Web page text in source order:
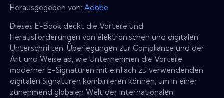
Herausgegeben von: Adobe
Dieses E-Book deckt die Vorteile und
Herausforderungen von elektronischen und digitalen
Unterschriften, Überlegungen zur Compliance und der
Art und Weise ab, wie Unternehmen die Vorteile
moderner E-Signaturen mit einfach zu verwendenden
digitalen Signaturen kombinieren können, um in einer
zunehmend globalen Welt der internationalen